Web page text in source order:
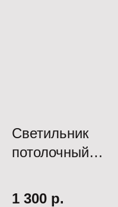
Светильник
потолочный
1 300 р.